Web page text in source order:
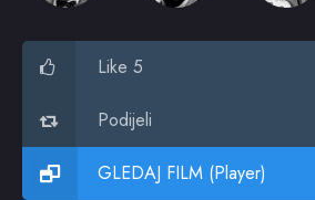
Like 5
Podijeli
GLEDAJ FILM (Player)